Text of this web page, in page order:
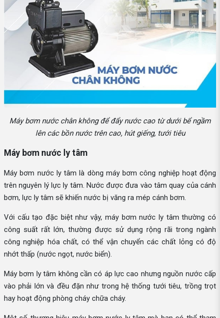
Máy bơm nước chân không để đẩy nước cao từ dưới bể ngầm
lên các bồn nước trên cao, hút giếng, tưới tiêu
Máy bơm nước ly tâm
Máy bơm nước ly tâm là dòng máy bơm công nghiệp hoạt động
trên nguyên lý lực ly tâm. Nước được đưa vào tâm quay của cánh
bơm, lực ly tâm sẽ khiến nước bị văng ra mép cánh bơm.
Với cấu tạo đặc biệt như vậy, máy bơm nước ly tâm thường có
công suất rất lớn, thường được sử dụng rộng rãi trong ngành
công nghiệp hóa chất, có thể vận chuyển các chất lỏng có độ
nhớt thấp (nước ngọt, nước biển).
Máy bơm ly tâm không cần có áp lực cao nhưng nguồn nước cấp
vào phải lớn và đều đặn như trong hệ thống tưới tiêu, trồng trọt
hay hoạt động phòng cháy chữa cháy.